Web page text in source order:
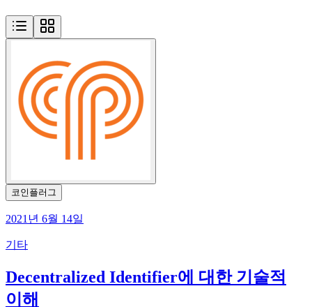
코인플러그
2021년 6월 14일
기타
Decentralized Identifier에 대한 기술적
이해